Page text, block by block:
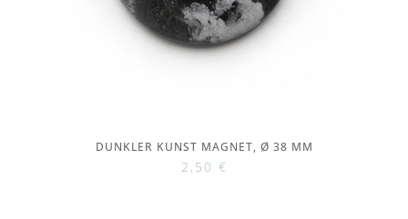
DUNKLER KUNST MAGNET, Ø 38 MM
2,50 €